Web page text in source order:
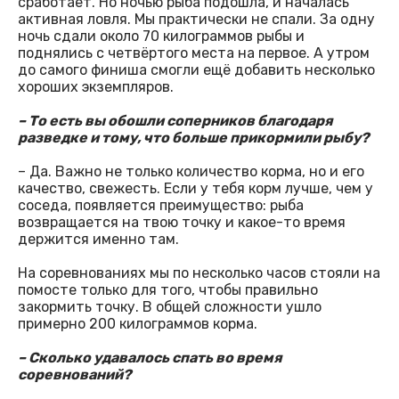
активная ловля. Мы практически не спали. За одну
ночь сдали около 70 килограммов рыбы и
поднялись с четвёртого места на первое. А утром
до самого финиша смогли ещё добавить несколько
хороших экземпляров.
– То есть вы обошли соперников благодаря
разведке и тому, что больше прикормили рыбу?
– Да. Важно не только количество корма, но и его
качество, свежесть. Если у тебя корм лучше, чем у
соседа, появляется преимущество: рыба
возвращается на твою точку и какое-то время
держится именно там.
На соревнованиях мы по несколько часов стояли на
помосте только для того, чтобы правильно
закормить точку. В общей сложности ушло
примерно 200 килограммов корма.
– Сколько удавалось спать во время
соревнований?